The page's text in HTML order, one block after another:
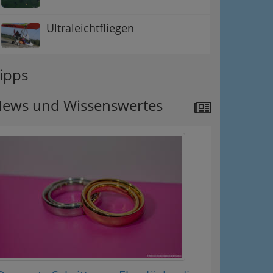
Ultraleichtfliegen
und Wissenswertes